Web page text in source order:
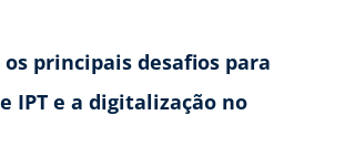
os principais desafios para
IPT e a digitalização no